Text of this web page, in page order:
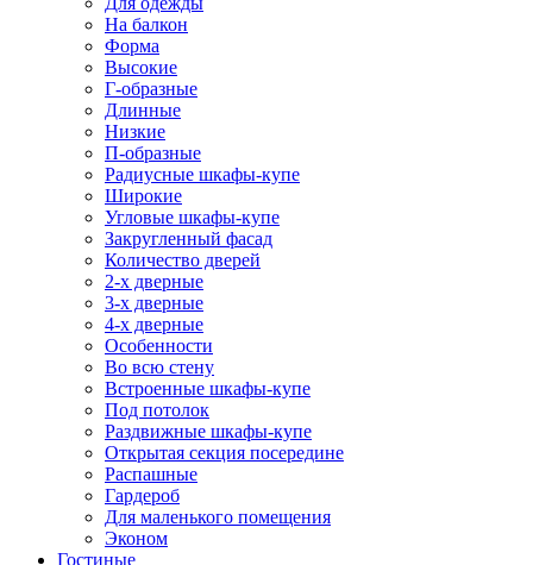
На балкон
Форма
Высокие
Г-образные
Длинные
Низкие
П-образные
Радиусные шкафы-купе
Широкие
Угловые шкафы-купе
Закругленный фасад
Количество дверей
2-х дверные
3-х дверные
4-х дверные
Особенности
Во всю стену
Встроенные шкафы-купе
Под потолок
Раздвижные шкафы-купе
Открытая секция посередине
Распашные
Гардероб
Для маленького помещения
Эконом
Гостиные